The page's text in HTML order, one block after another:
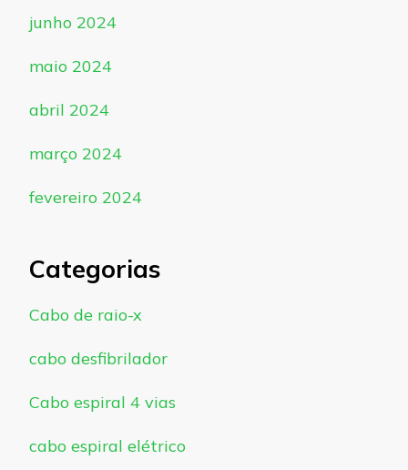
junho 2024
maio 2024
abril 2024
março 2024
fevereiro 2024
Categorias
Cabo de raio-x
cabo desfibrilador
Cabo espiral 4 vias
cabo espiral elétrico